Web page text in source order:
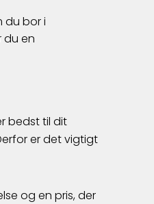
du bor i
du en
bedst til dit
er det vigtigt
og en pris, der